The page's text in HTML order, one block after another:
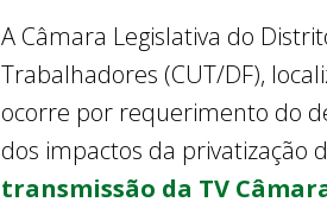
A Câmara Legislativa do
Trabalhadores (CUT/DF),
ocorre por requerimento do
dos impactos da privatização
transmissão da TV